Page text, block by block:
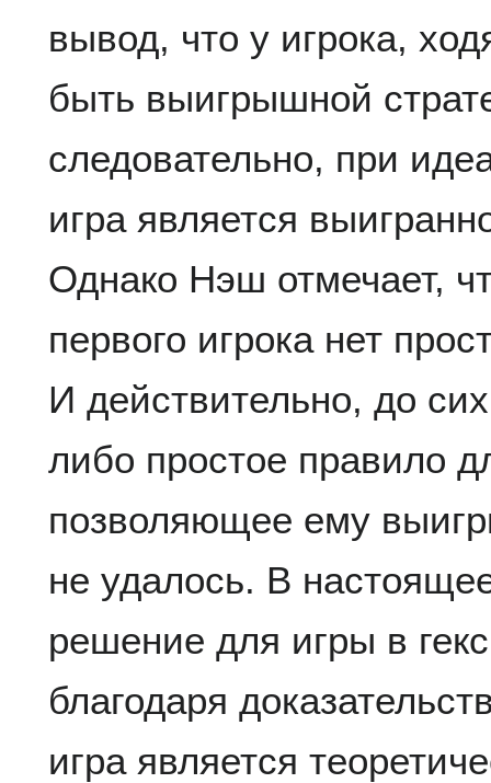
вывод, что у игрока,
быть выигрышной
следовательно, при
игра является
Однако Нэш отмечает,
первого игрока нет
И действительно, до
либо простое правило
позволяющее ему
не удалось. В
решение для игры в
благодаря
игра является